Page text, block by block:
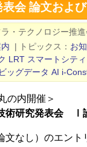
会 論文およ
・テクノロジー推
| トピックス お
LRT スマートシティ
ビッグデータ AI i-
の内開催＞
技術研究発表会
なし）のエント